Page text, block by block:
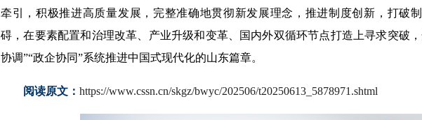
牵引，积极推进高质量发展，完整准确地贯彻新发展理念，推进制度创新，打破
碍，在要素配置和治理改革、产业升级和变革、国内外双循环节点打造上寻求突破
协调”“政企协同”系统推进中国式现代化的山东篇章。
阅读原文： https://www.cssn.cn/skgz/bwyc/202506/t20250613_5878971.shtml